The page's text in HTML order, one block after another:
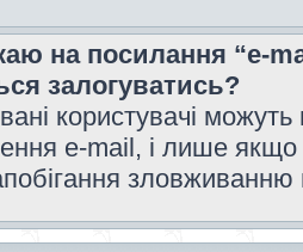
на посилання “e-
залогуватись?
користувачі
e-mail, і лише